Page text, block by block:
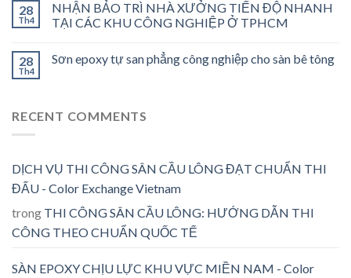
28
Th4
NHẬN BẢO TRÌ NHÀ XƯỞNG TIẾN ĐỘ NHANH
TẠI CÁC KHU CÔNG NGHIỆP Ở TPHCM
28
Th4
Sơn epoxy tự san phẳng công nghiệp cho sàn bê tông
RECENT COMMENTS
DỊCH VỤ THI CÔNG SÂN CẦU LÔNG ĐẠT CHUẨN THI
ĐẤU - Color Exchange Vietnam
trong THI CÔNG SÂN CẦU LÔNG: HƯỚNG DẪN THI
CÔNG THEO CHUẨN QUỐC TẾ
SÀN EPOXY CHỊU LỰC KHU VỰC MIỀN NAM - Color